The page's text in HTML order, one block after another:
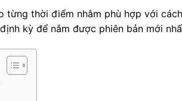
thời điểm nhằm phù hợp với
kỳ để nắm được phiên bản mới